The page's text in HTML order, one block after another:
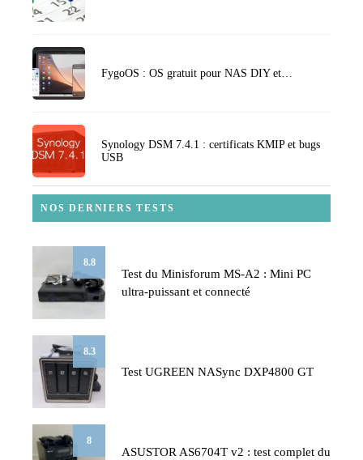
FygoOS : OS gratuit pour NAS DIY et…
Synology DSM 7.4.1 : certificats KMIP et bugs
USB
NOS DERNIERS TESTS
8.8
Test du Minisforum MS-A2 : Mini PC
ultra-puissant et connecté
8.3
Test UGREEN NASync DXP4800 GT
8
ASUSTOR AS6704T v2 : test complet du